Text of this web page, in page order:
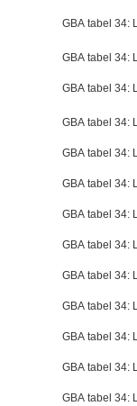
GBA tabel 34:
GBA tabel 34:
GBA tabel 34:
GBA tabel 34:
GBA tabel 34:
GBA tabel 34:
GBA tabel 34:
GBA tabel 34:
GBA tabel 34:
GBA tabel 34:
GBA tabel 34:
GBA tabel 34:
GBA tabel 34: